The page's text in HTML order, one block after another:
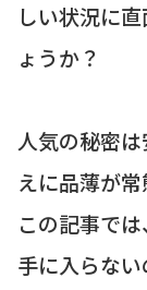
しい状況に
ょうか？
人気の秘密
えに品薄が常
この記事で
手に入らない